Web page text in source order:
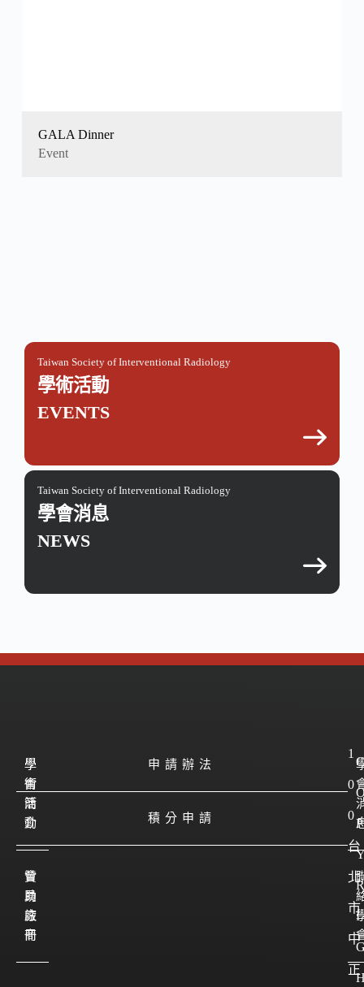
GALA Dinner
Event
Taiwan Society of Interventional Radiology
學術活動
EVENTS
Taiwan Society of Interventional Radiology
學會消息
NEWS
學
會
簡
介
會
員
註
冊
學
術
活
動
贊
助
廠
商
申請辦法
積分申請
1
0
0
台
北
市
中
正
C
P
R
I